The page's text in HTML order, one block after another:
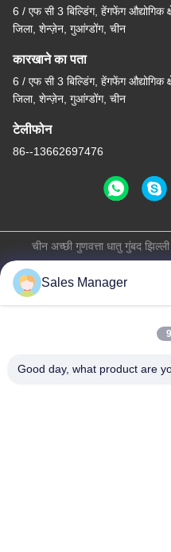
6 / एफ सी 3 बिल्डिंग, हेंगफेंग औद्योगिक
जिला, शेन्ज़ेन, गुआंग्डोंग, चीन
कारखाने का पता
6 / एफ सी 3 बिल्डिंग, हेंगफेंग औद्योगिक
जिला, शेन्ज़ेन, गुआंग्डोंग, चीन
टेलीफोन
86--13662697476
चीन अच्छी गुणवत्ता धातु गुंबद
Shenzhen Lunfeng
Sales Manager
Good day, what product are